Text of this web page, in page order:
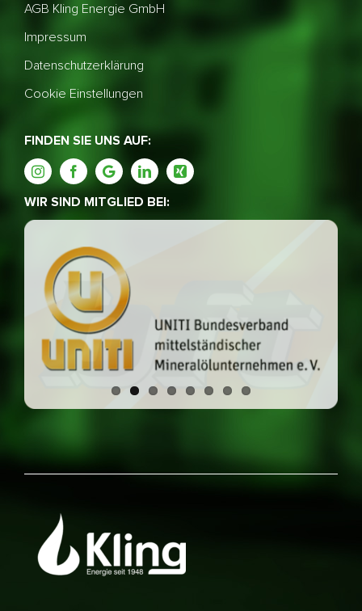
AGB Kling Energie GmbH
Impressum
Datenschutzerklärung
Cookie Einstellungen
FINDEN SIE UNS AUF:
WIR SIND MITGLIED BEI: